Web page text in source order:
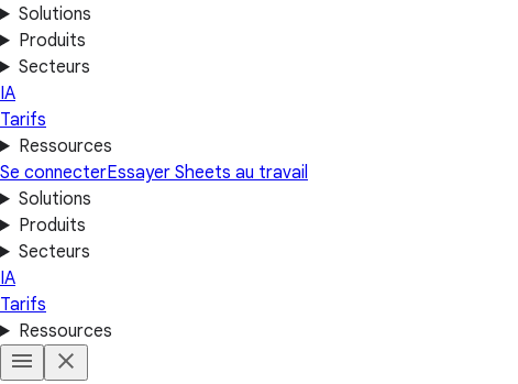
Solutions
Produits
Secteurs
IA
Tarifs
Ressources
Se connecterEssayer Sheets au travail
Solutions
Produits
Secteurs
IA
Tarifs
Ressources